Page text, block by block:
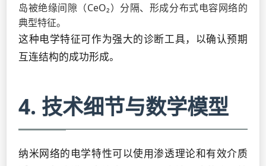
岛被绝缘间隙（CeO₂）分隔、形成分布式电容网络的
典型特征。
这种电学特征可作为强大的诊断工具，以确认预期
互连结构的成功形成。
4. 技术细节与数学模型
纳米网络的电学特性可以使用渗透理论和有效介质